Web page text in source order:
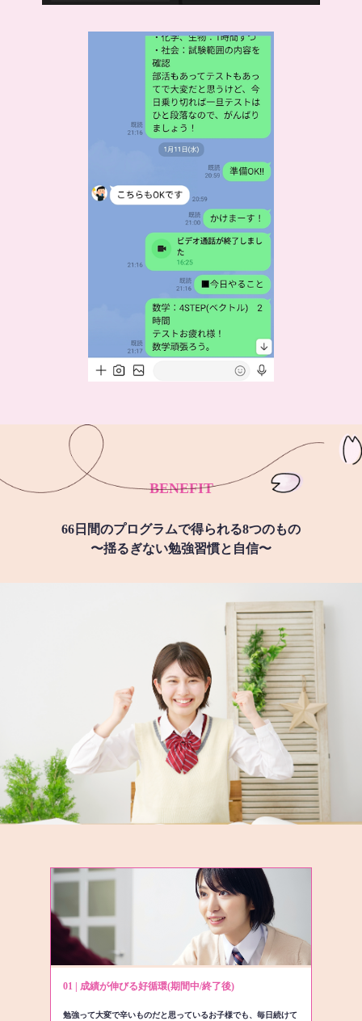
BENEFIT
66日間のプログラムで得られる8つのもの
〜揺るぎない勉強習慣と自信〜
01 | 成績が伸びる好循環(期間中/終了後)
勉強って大変で辛いものだと思っているお子様でも、毎日続けて